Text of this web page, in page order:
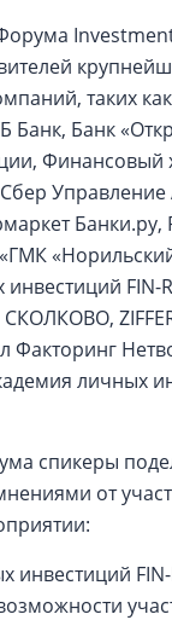
таких
Банк, Банк
Финансовый
Управление
Банки.ру,
FIN-
Факторинг
личных
спикеры
от
инвестиций FIN-